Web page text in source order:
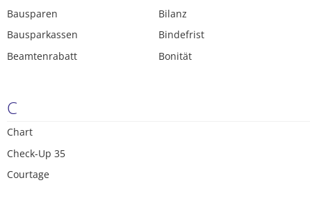
Bausparen
Bausparkassen
Beamtenrabatt
Bilanz
Bindefrist
Bonität
C
Chart
Check-Up 35
Courtage